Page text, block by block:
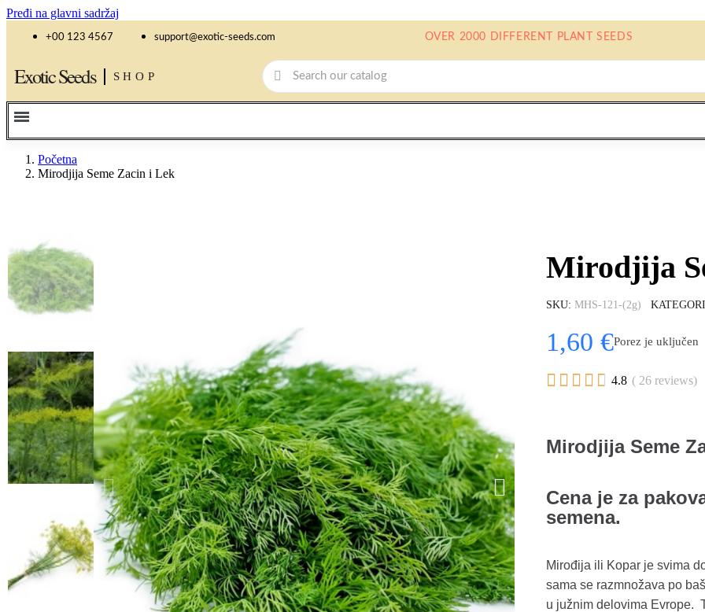
Pređi na glavni sadržaj
+00 123 4567 support@exotic-seeds.com OVER 2000 DIFFERENT PLANT SEEDS
Exotic Seeds SHOP
Početna
Mirodjija Seme Zacin i Lek
Mirodjija
SKU MHS-121-(2g)
1,60 €Porez je uključen
     4.8 ( 26 reviews)
Mirodjija Seme
Cena je za
semena.
Mirođija ili Kopar je svima
sama se razmnožava po
u južnim delovima Evrope.